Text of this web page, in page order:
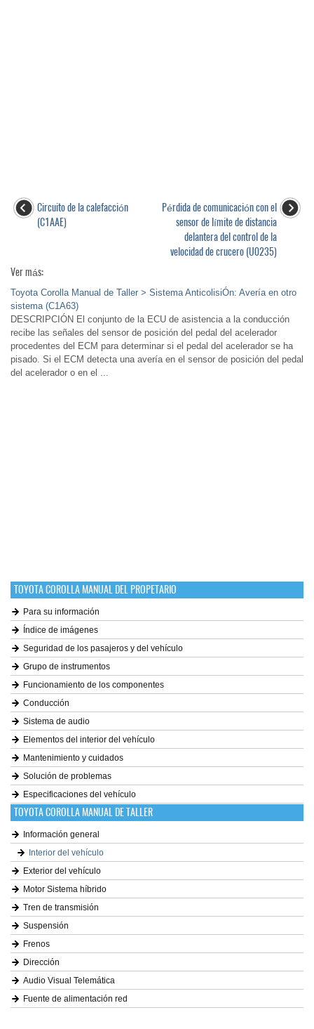
Circuito de la calefacción
(C1AAE)
Pérdida de comunicación con el
sensor de límite de distancia
delantera del control de la
velocidad de crucero (U0235)
Ver más:
Toyota Corolla Manual de Taller > Sistema AnticolisiÓn: Avería en otro
sistema (C1A63)
DESCRIPCIÓN El conjunto de la ECU de asistencia a la conducción
recibe las señales del sensor de posición del pedal del acelerador
procedentes del ECM para determinar si el pedal del acelerador se ha
pisado. Si el ECM detecta una avería en el sensor de posición del pedal
del acelerador o en el ...
TOYOTA COROLLA MANUAL DEL PROPETARIO
Para su información
Índice de imágenes
Seguridad de los pasajeros y del vehículo
Grupo de instrumentos
Funcionamiento de los componentes
Conducción
Sistema de audio
Elementos del interior del vehículo
Mantenimiento y cuidados
Solución de problemas
Especificaciones del vehículo
TOYOTA COROLLA MANUAL DE TALLER
Información general
Interior del vehículo
Exterior del vehículo
Motor Sistema híbrido
Tren de transmisión
Suspensión
Frenos
Dirección
Audio Visual Telemática
Fuente de alimentación red